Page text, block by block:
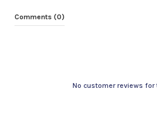
Comments (0)
No customer reviews for